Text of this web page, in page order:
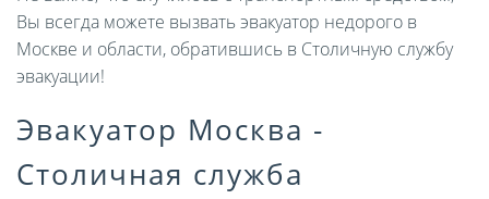
Вы всегда можете вызвать эвакуатор недорого в
Москве и области, обратившись в Столичную службу
эвакуации!
Эвакуатор Москва -
Столичная служба